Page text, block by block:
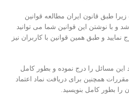
طبق قانون ایران مطالعه قوانین
با نوشتن این قوانین شما می توانید
و طبق همین قوانین با کاربران نیز
این مسائل را درج نموده و بطور کامل
مقررات همچنین برای دریافت نماد اعتماد
را بطور کامل بنویسید.